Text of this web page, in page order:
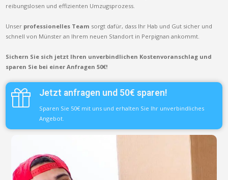
reibungslosen und effizienten Umzugsprozess.
Unser professionelles Team sorgt dafür, dass Ihr Hab und Gut sicher und
schnell von Münster an Ihrem neuen Standort in Perpignan ankommt.
Sichern Sie sich jetzt Ihren unverbindlichen Kostenvoranschlag und
sparen Sie bei einer Anfragen 50€!
Jetzt anfragen und 50€ sparen!
Sparen Sie 50€ mit uns und erhalten Sie Ihr unverbindliches
Angebot.